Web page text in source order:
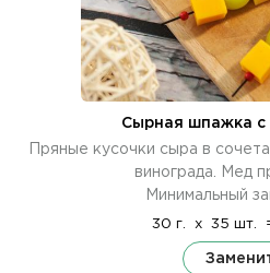
Сырная шпажка с
Пряные кусочки сыра в
винограда. Мед
Минимальный
30 г. x 35 шт.